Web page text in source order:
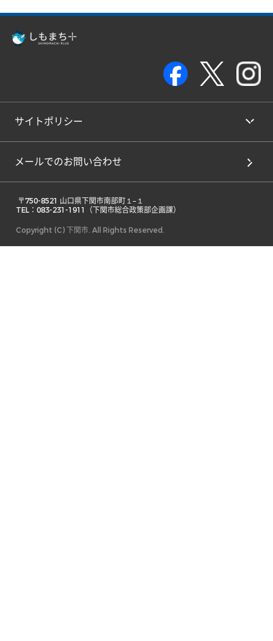
サイトポリシー
メールでのお問い合わせ
TEL：083-231-1911（下関市総合政策部企画課）
Copyright (C) 下関市. All Rights Reserved.